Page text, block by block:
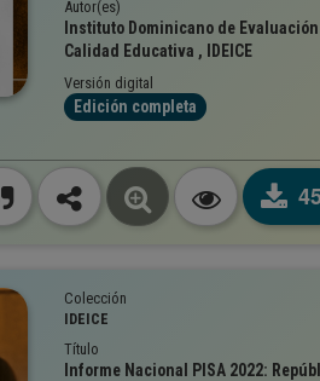
Autor(es)
Instituto Dominicano de
Calidad Educativa , IDEICE
Versión digital
Edición completa
Colección
IDEICE
Título
Informe Nacional PISA 2022: